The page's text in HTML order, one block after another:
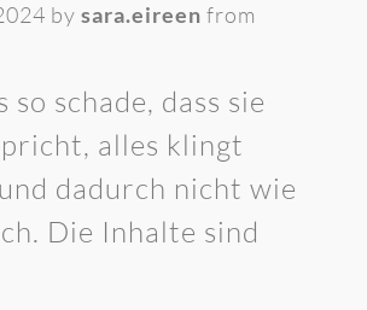
by sara.eireen from
so schade, dass sie
alles klingt
dadurch nicht wie
Die Inhalte sind